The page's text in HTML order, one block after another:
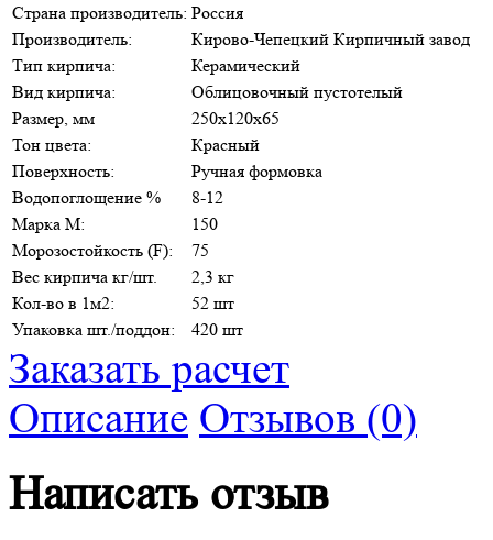
Страна производитель: Россия
Производитель:
Кирово-Чепецкий Кирпичный завод
Тип кирпича:
Керамический
Вид кирпича:
Облицовочный пустотелый
Размер, мм
250х120х65
Тон цвета:
Красный
Поверхность:
Ручная формовка
Водопоглощение %
8-12
Марка М:
150
Морозостойкость (F):
75
Вес кирпича кг/шт.
2,3 кг
Кол-во в 1м2:
52 шт
Упаковка шт./поддон:
420 шт
Заказать расчет
Описание Отзывов (0)
Написать отзыв